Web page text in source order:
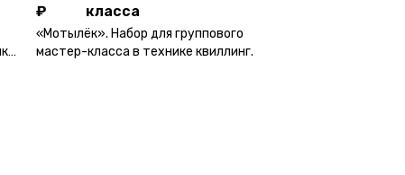
₽
класса
«Мотылёк». Набор для группового
мастер-класса в технике квиллинг.